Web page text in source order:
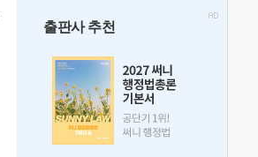
출판사 추천